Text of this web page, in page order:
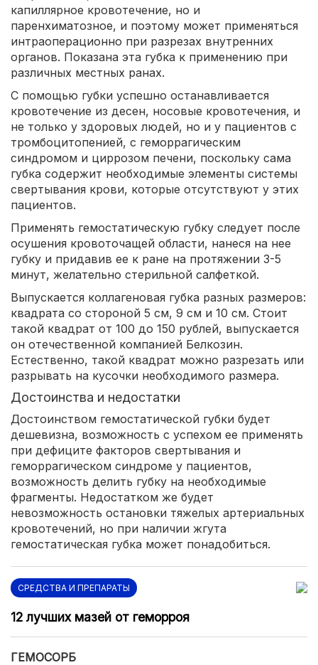
капиллярное кровотечение, но и
паренхиматозное, и поэтому может применяться
интраоперационно при разрезах внутренних
органов. Показана эта губка к применению при
различных местных ранах.
С помощью губки успешно останавливается
кровотечение из десен, носовые кровотечения, и
не только у здоровых людей, но и у пациентов с
тромбоцитопенией, с геморрагическим
синдромом и циррозом печени, поскольку сама
губка содержит необходимые элементы системы
свертывания крови, которые отсутствуют у этих
пациентов.
Применять гемостатическую губку следует после
осушения кровоточащей области, нанеся на нее
губку и придавив ее к ране на протяжении 3-5
минут, желательно стерильной салфеткой.
Выпускается коллагеновая губка разных размеров:
квадрата со стороной 5 см, 9 см и 10 см. Стоит
такой квадрат от 100 до 150 рублей, выпускается
он отечественной компанией Белкозин.
Естественно, такой квадрат можно разрезать или
разрывать на кусочки необходимого размера.
Достоинства и недостатки
Достоинством гемостатической губки будет
дешевизна, возможность с успехом ее применять
при дефиците факторов свертывания и
геморрагическом синдроме у пациентов,
возможность делить губку на необходимые
фрагменты. Недостатком же будет
невозможность остановки тяжелых артериальных
кровотечений, но при наличии жгута
гемостатическая губка может понадобиться.
СРЕДСТВА И ПРЕПАРАТЫ
12 лучших мазей от геморроя
ГЕМОСОРБ